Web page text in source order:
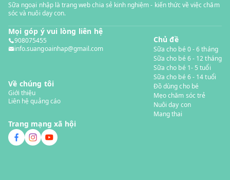
Sữa ngoại nhập là trang web chia sẻ kinh nghiệm - kiến thức về việc chăm
sóc và nuôi dạy con.
Mọi góp ý vui lòng liên hệ
908075455
info.suangoainhap@gmail.com
Về chúng tôi
Giới thiệu
Liên hệ quảng cáo
Trang mạng xã hội
Chủ đề
Sữa cho bé 0 - 6 tháng
Sữa cho bé 6 - 12 tháng
Sữa cho bé 1- 5 tuổi
Sữa cho bé 6 - 14 tuổi
Đồ dùng cho bé
Mẹo chăm sóc trẻ
Nuôi dạy con
Mang thai